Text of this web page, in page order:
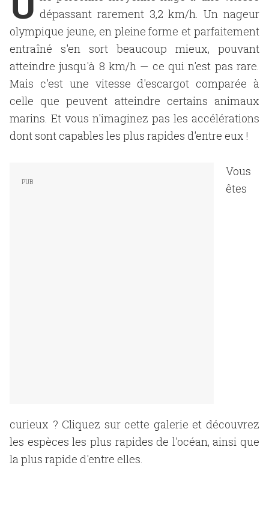
dépassant rarement 3,2 km/h. Un nageur
olympique jeune, en pleine forme et parfaitement
entraîné s'en sort beaucoup mieux, pouvant
atteindre jusqu'à 8 km/h — ce qui n'est pas rare.
Mais c'est une vitesse d'escargot comparée à
celle que peuvent atteindre certains animaux
marins. Et vous n'imaginez pas les accélérations
dont sont capables les plus rapides d'entre eux !
Vous
êtes
curieux ? Cliquez sur cette galerie et découvrez
les espèces les plus rapides de l'océan, ainsi que
la plus rapide d'entre elles.